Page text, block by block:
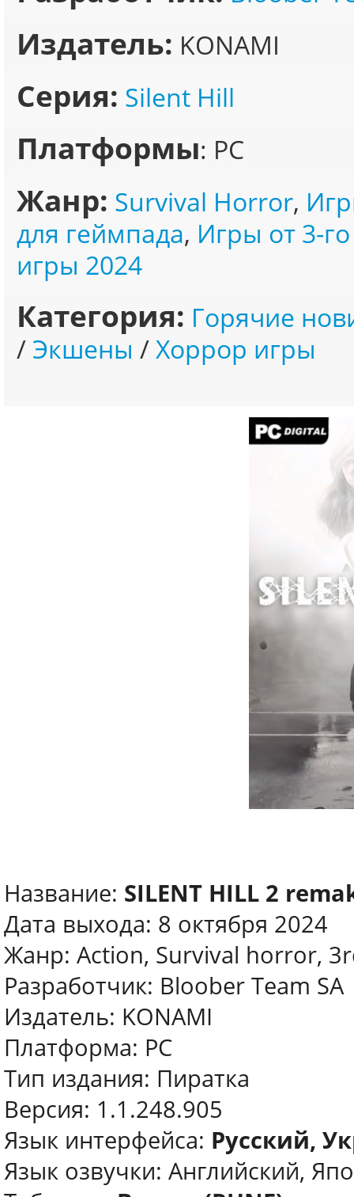
Издатель: KONAMI
Серия: Silent Hill
Платформы: PC
Жанр: Survival Horror,
для геймпада, Игры от 3-
игры 2024
Категория: Горячие
/ Экшены /Хоррор игры
Название: SILENT HILL 2
Дата выхода: 8 октября 2024
Жанр: Action, Survival horror,
Разработчик: Bloober Team SA
Издатель: KONAMI
Платформа: PC
Тип издания: Пиратка
Версия: 1.1.248.905
Язык интерфейса: Русский,
Язык озвучки: Английский,